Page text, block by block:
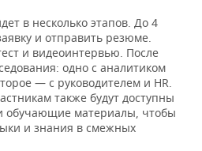
в несколько этапов. До 4
и отправить резюме.
и видеоинтервью. После
одно с аналитиком
— с руководителем и HR.
также будут доступны
обучающие материалы, чтобы
и знания в смежных